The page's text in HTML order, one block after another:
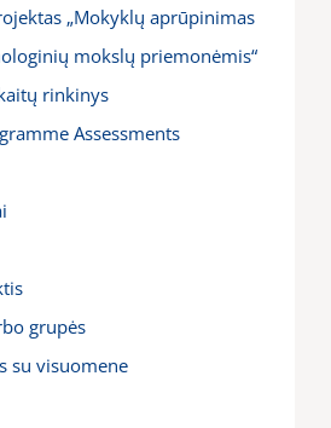
„Mokyklų aprūpinimas
mokslų priemonėmis“
rinkinys
Assessments
grupės
su visuomene